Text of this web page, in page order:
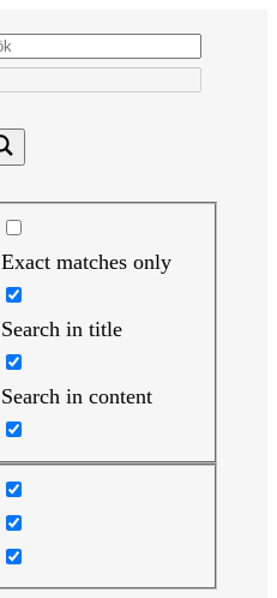
Exact matches only
Search in title
Search in content